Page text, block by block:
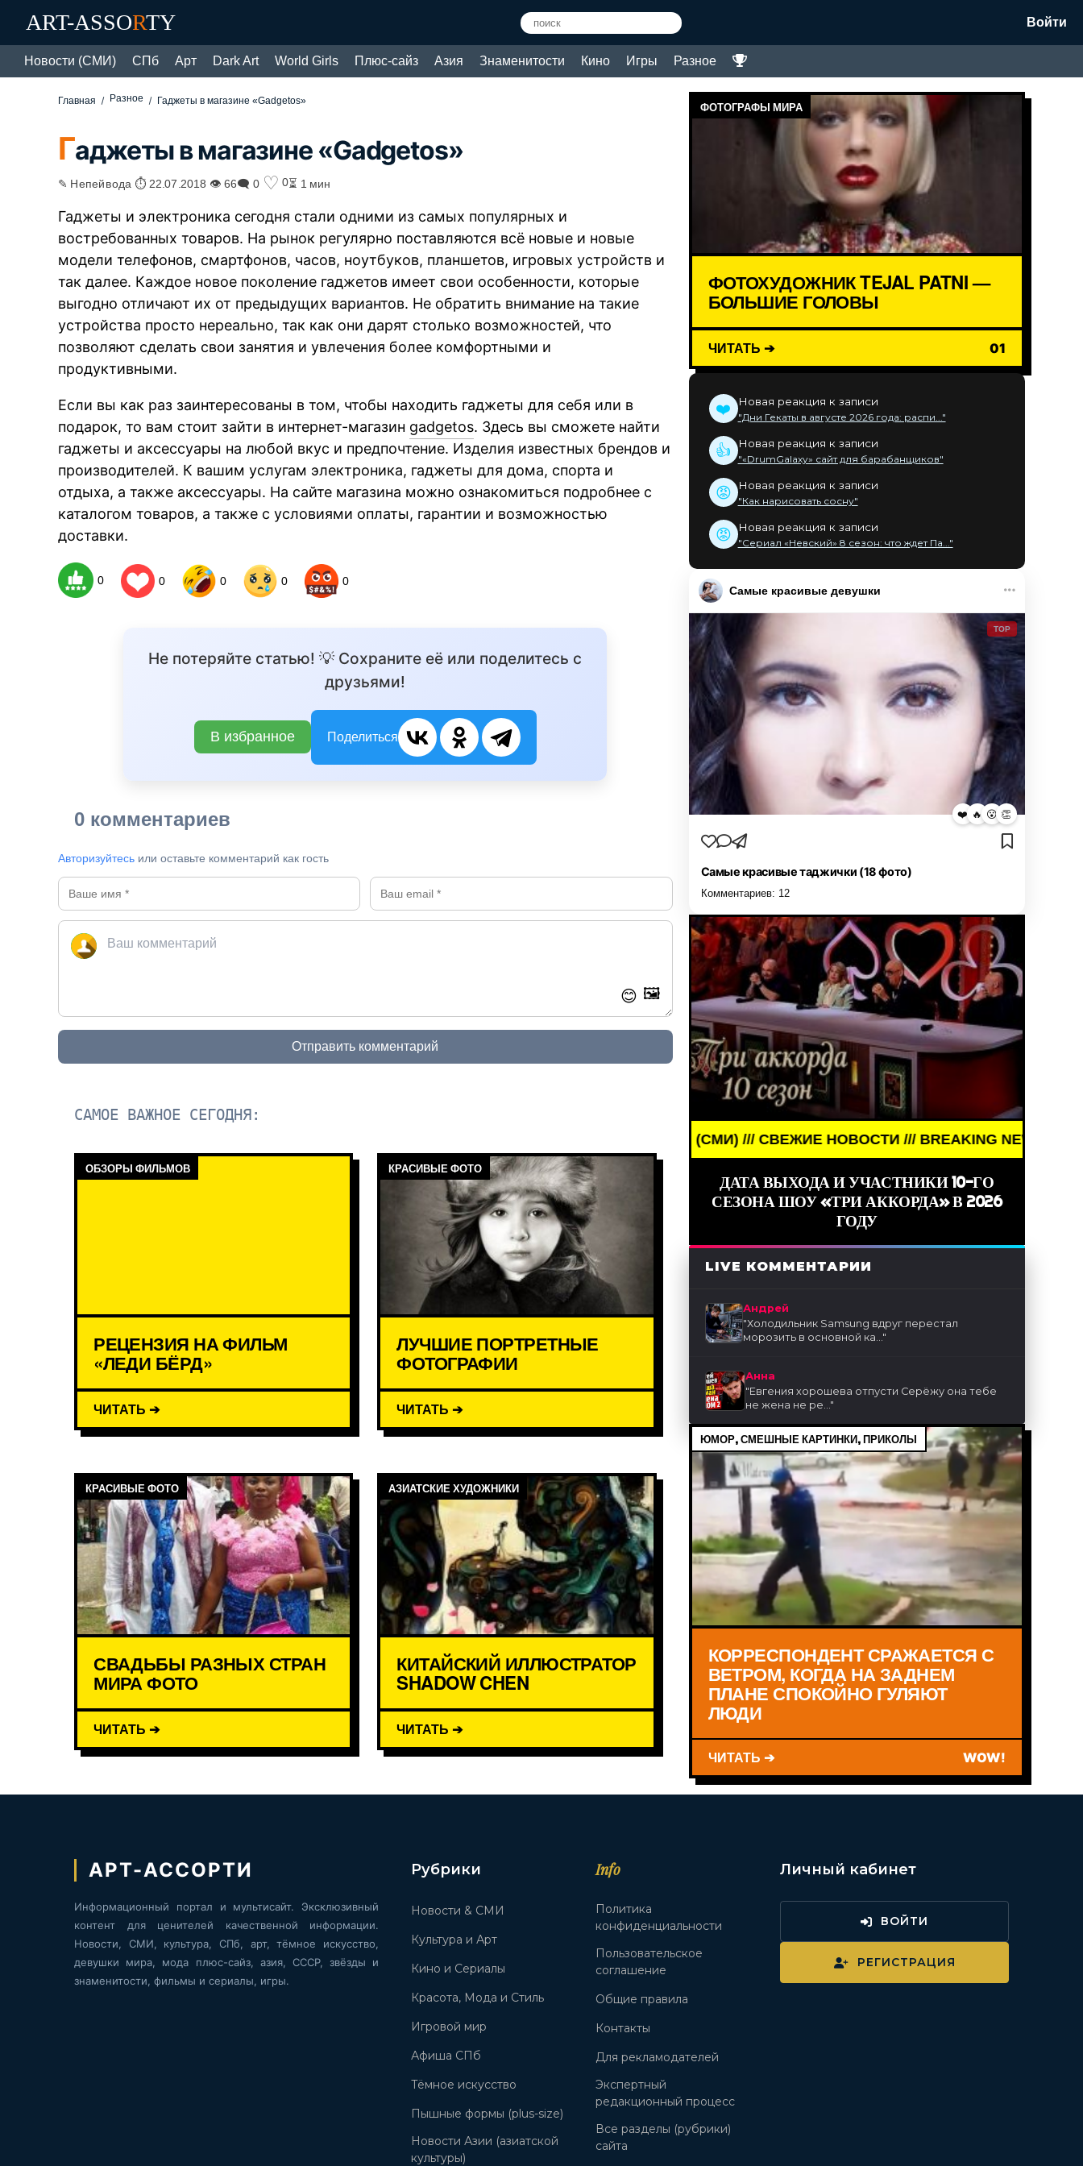
ART-ASSORTY Войти
Новости (СМИ) СПб Арт Dark Art World Girls Плюс-сайз Азия Знаменитости Кино Игры Разное
Главная Разное Гаджеты в магазине «Gadgetos»
Гаджеты в магазине «Gadgetos»
✎ Непейвода ⏱ 22.07.2018 👁 66🗨 0 ♡ 0⏳ 1 мин
Гаджеты и электроника сегодня стали одними из самых популярных и
востребованных товаров. На рынок регулярно поставляются всё новые и новые
модели телефонов, смартфонов, часов, ноутбуков, планшетов, игровых устройств и
так далее. Каждое новое поколение гаджетов имеет свои особенности, которые
выгодно отличают их от предыдущих вариантов. Не обратить внимание на такие
устройства просто нереально, так как они дарят столько возможностей, что
позволяют сделать свои занятия и увлечения более комфортными и
продуктивными.
Если вы как раз заинтересованы в том, чтобы находить гаджеты для себя или в
подарок, то вам стоит зайти в интернет-магазин gadgetos. Здесь вы сможете найти
гаджеты и аксессуары на любой вкус и предпочтение. Изделия известных брендов и
производителей. К вашим услугам электроника, гаджеты для дома, спорта и
отдыха, а также аксессуары. На сайте магазина можно ознакомиться подробнее с
каталогом товаров, а также с условиями оплаты, гарантии и возможностью
доставки.
0 0 0 0 0
Не потеряйте статью! 💡 Сохраните её или поделитесь с
друзьями!
В избранное Поделиться
0 комментариев
Авторизуйтесь или оставьте комментарий как гость
😊 🖼️
Отправить комментарий
САМОЕ ВАЖНОЕ СЕГОДНЯ:
ОБЗОРЫ ФИЛЬМОВ
РЕЦЕНЗИЯ НА ФИЛЬМ
«ЛЕДИ БЁРД»
ЧИТАТЬ ➔
КРАСИВЫЕ ФОТО
ЛУЧШИЕ ПОРТРЕТНЫЕ
ФОТОГРАФИИ
ЧИТАТЬ ➔
КРАСИВЫЕ ФОТО
СВАДЬБЫ РАЗНЫХ СТРАН
МИРА ФОТО
ЧИТАТЬ ➔
АЗИАТСКИЕ ХУДОЖНИКИ
КИТАЙСКИЙ ИЛЛЮСТРАТОР
SHADOW CHEN
ЧИТАТЬ ➔
ФОТОГРАФЫ МИРА
ФОТОХУДОЖНИК TEJAL PATNI —
БОЛЬШИЕ ГОЛОВЫ
ЧИТАТЬ ➔ 01
❤️ Новая реакция к записи
"Дни Гекаты в августе 2026 года: распи..."
👍 Новая реакция к записи
"«DrumGalaxy» сайт для барабанщиков"
😡 Новая реакция к записи
"Как нарисовать сосну"
😡 Новая реакция к записи
"Сериал «Невский» 8 сезон: что ждет Па..."
Самые красивые девушки
TOP
❤️ 🔥 😮 👏
Самые красивые таджички (18 фото)
Комментариев: 12
BREAKING NEWS /// НОВОСТИ (СМИ) /// СВЕЖИЕ НОВОСТИ /// BREAKING NEWS ///
ДАТА ВЫХОДА И УЧАСТНИКИ 10-ГО
СЕЗОНА ШОУ «ТРИ АККОРДА» В 2026
ГОДУ
LIVE КОММЕНТАРИИ
Андрей
"Холодильник Samsung вдруг перестал
морозить в основной ка..."
Анна
"Евгения хорошева отпусти Серёжу она тебе
не жена не ре..."
ЮМОР, СМЕШНЫЕ КАРТИНКИ, ПРИКОЛЫ
КОРРЕСПОНДЕНТ СРАЖАЕТСЯ С
ВЕТРОМ, КОГДА НА ЗАДНЕМ
ПЛАНЕ СПОКОЙНО ГУЛЯЮТ
ЛЮДИ
ЧИТАТЬ ➔ WOW!
АРТ-АССОРТИ
Информационный портал и мультисайт. Эксклюзивный
контент для ценителей качественной информации.
Новости, СМИ, культура, СПб, арт, тёмное искусство,
девушки мира, мода плюс-сайз, азия, СССР, звёзды и
знаменитости, фильмы и сериалы, игры.
Рубрики
Новости & СМИ
Культура и Арт
Кино и Сериалы
Красота, Мода и Стиль
Игровой мир
Афиша СПб
Тёмное искусство
Пышные формы (plus-size)
Новости Азии (азиатской
культуры)
Info
Политика
конфиденциальности
Пользовательское
соглашение
Общие правила
Контакты
Для рекламодателей
Экспертный
редакционный процесс
Все разделы (рубрики)
сайта
Личный кабинет
ВОЙТИ
РЕГИСТРАЦИЯ